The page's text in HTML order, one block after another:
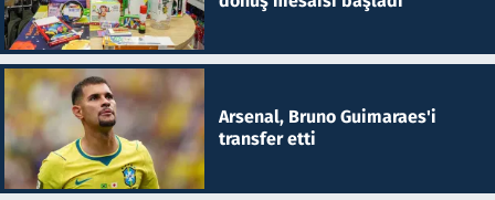
Arsenal, Bruno Guimaraes'i
transfer etti